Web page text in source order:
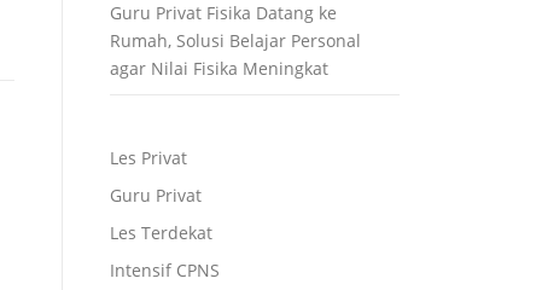
Guru Privat Fisika Datang ke
Rumah, Solusi Belajar Personal
agar Nilai Fisika Meningkat
Les Privat
Guru Privat
Les Terdekat
Intensif CPNS